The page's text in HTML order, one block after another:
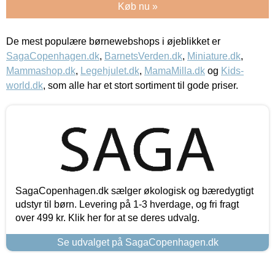
Køb nu »
De mest populære børnewebshops i øjeblikket er
SagaCopenhagen.dk, BarnetsVerden.dk, Miniature.dk,
Mammashop.dk, Legehjulet.dk, MamaMilla.dk og Kids-
world.dk, som alle har et stort sortiment til gode priser.
SagaCopenhagen.dk sælger økologisk og bæredygtigt
udstyr til børn. Levering på 1-3 hverdage, og fri fragt
over 499 kr. Klik her for at se deres udvalg.
Se udvalget på SagaCopenhagen.dk